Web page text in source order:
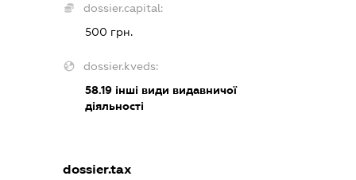
dossier.capital:
500 грн.
dossier.kveds:
58.19інші види видавничої
діяльності
dossier.tax